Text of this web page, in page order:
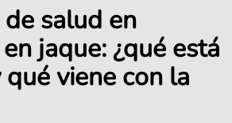
salud en
jaque: ¿qué está
viene con la